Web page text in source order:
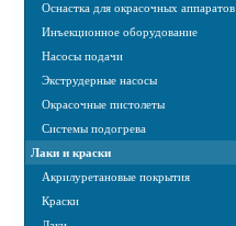
Оснастка для окрасочных аппаратов
Инъекционное оборудование
Насосы подачи
Экструдерные насосы
Окрасочные пистолеты
Системы подогрева
Лаки и краски
Акрилуретановые покрытия
Краски